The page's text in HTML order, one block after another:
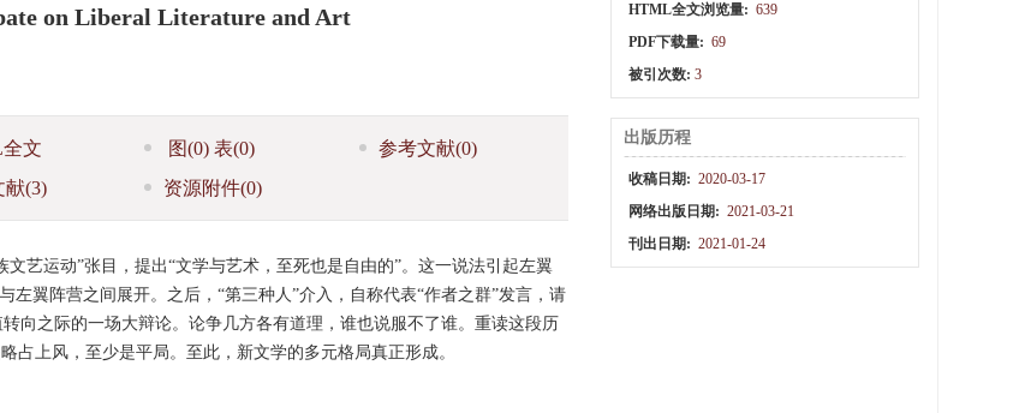
on Liberal Literature and Art
文 图(0) 表(0) 参考文献(0)
献(3) 资源附件(0)
艺运动”张目，提出“文学与艺术，至死也是自由的”。这一说法引起左翼
左翼阵营之间展开。之后，“第三种人”介入，自称代表“作者之群”发言，请
向之际的一场大辩论。论争几方各有道理，谁也说服不了谁。重读这段历
占上风，至少是平局。至此，新文学的多元格局真正形成。
HTML全文浏览量: 639
PDF下载量: 69
被引次数:3
出版历程
收稿日期: 2020-03-17
网络出版日期: 2021-03-21
刊出日期: 2021-01-24